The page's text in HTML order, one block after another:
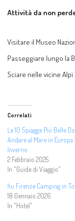
Attività da non
Visitare il Museo
Passeggiare lungo la
Sciare nelle vicine Alpi
Correlati
Le 10 Spiagge Più Belle
Andare al Mare in Europa
Inverno
2 Febbraio 2025
In "Guide di Viaggio"
hu Firenze Camping in
18 Gennaio 2026
In "Hotel"